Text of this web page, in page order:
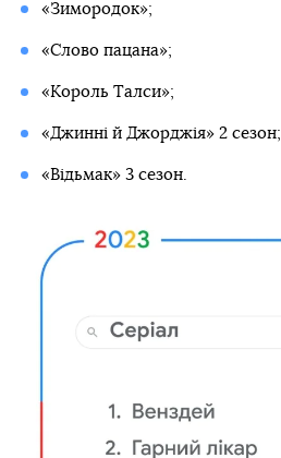
«Зимородок»;
«Слово пацана»;
«Король Талси»;
«Джинні й Джорджія» 2 сезон;
«Відьмак» 3 сезон.